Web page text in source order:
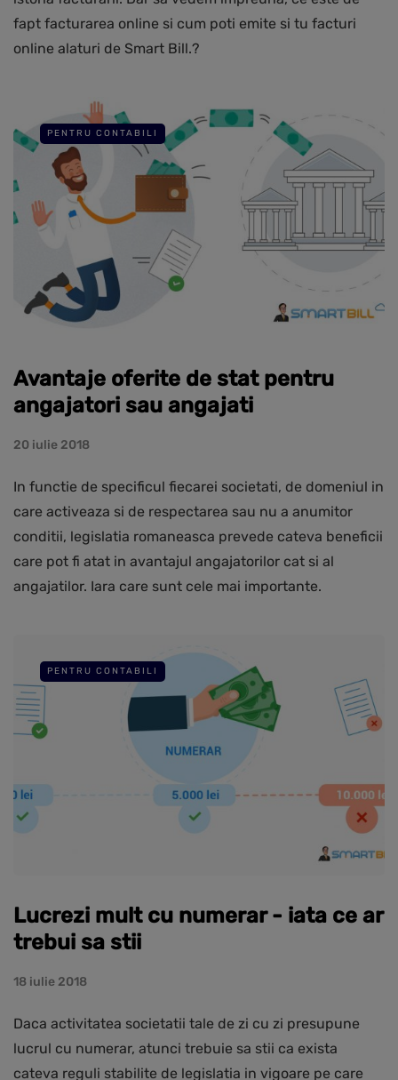
fapt facturarea online si cum poti emite si tu facturi
online alaturi de Smart Bill.?
PENTRU CONTABILI
Avantaje oferite de stat pentru
angajatori sau angajati
20 iulie 2018
In functie de specificul fiecarei societati, de domeniul in
care activeaza si de respectarea sau nu a anumitor
conditii, legislatia romaneasca prevede cateva beneficii
care pot fi atat in avantajul angajatorilor cat si al
angajatilor. Iara care sunt cele mai importante.
PENTRU CONTABILI
Lucrezi mult cu numerar - iata ce ar
trebui sa stii
18 iulie 2018
Daca activitatea societatii tale de zi cu zi presupune
lucrul cu numerar, atunci trebuie sa stii ca exista
cateva reguli stabilite de legislatia in vigoare pe care